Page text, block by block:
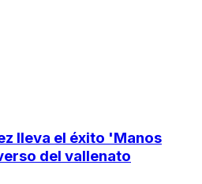
lleva el éxito 'Manos
del vallenato